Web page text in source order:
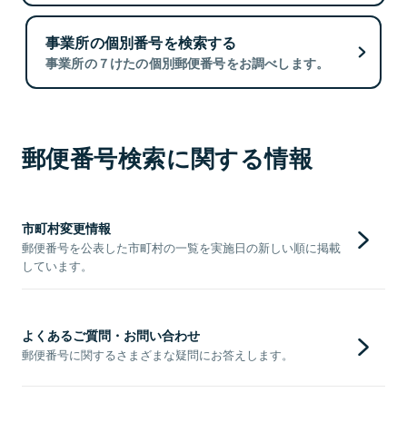
事業所の個別番号を検索する
事業所の７けたの個別郵便番号をお調べします。
郵便番号検索に関する情報
市町村変更情報
郵便番号を公表した市町村の一覧を実施日の新しい順に掲載
しています。
よくあるご質問・お問い合わせ
郵便番号に関するさまざまな疑問にお答えします。